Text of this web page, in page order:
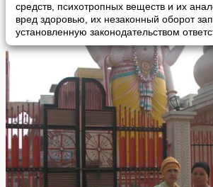
средств, психотропных веществ и их
вред здоровью, их незаконный оборот
установленную законодательством